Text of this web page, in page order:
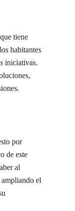
tiene
habitantes
iniciativas.
por
de este
al
el